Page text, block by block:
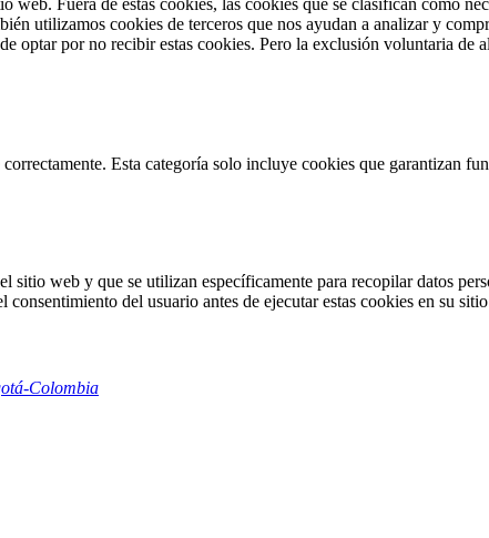
utilizamos cookies de terceros que nos ayudan a analizar y
optar por no recibir estas cookies. Pero la exclusión voluntaria de
Esta categoría solo incluye cookies que garantizan
web y que se utilizan específicamente para recopilar datos
del usuario antes de ejecutar estas cookies en su
Colombia